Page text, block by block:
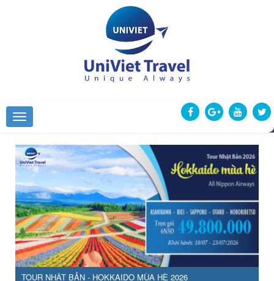
TOUR NHẬT BẢN - HOKKAIDO MÙA HÈ 2026